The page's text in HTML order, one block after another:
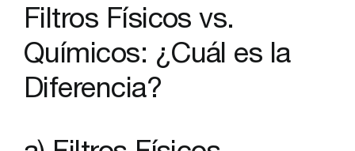
Filtros Físicos vs.
Químicos: ¿Cuál es la
Diferencia?